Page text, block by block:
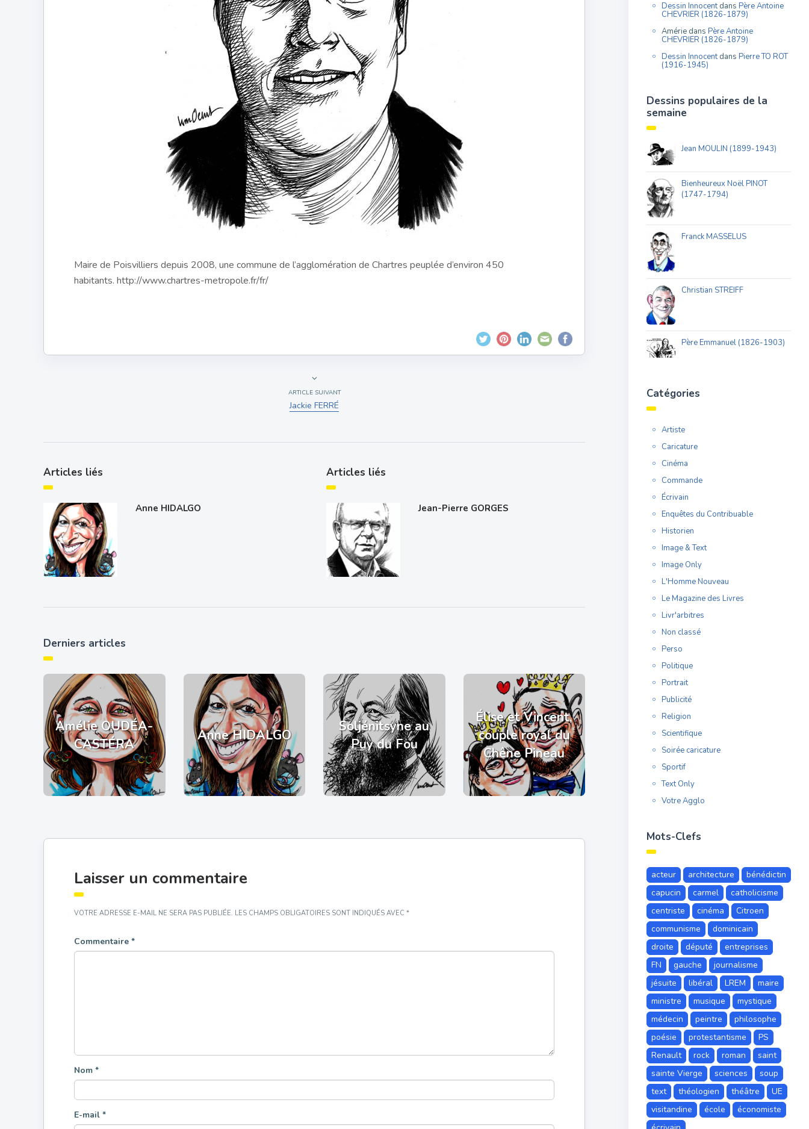
Maire de Poisvilliers depuis 2008, une commune de l’agglomération de Chartres peuplée d’environ 450
habitants. http://www.chartres-metropole.fr/fr/
ARTICLE SUIVANT
Jackie FERRÉ
Articles liés
Anne HIDALGO
Articles liés
Jean-Pierre GORGES
Derniers articles
Amélie OUDÉA-
CASTÉRA
Anne HIDALGO
Soljénitsyne au
Puy du Fou
Élise et Vincent,
couple royal du
Chêne Pineau
Laisser un commentaire
VOTRE ADRESSE E-MAIL NE SERA PAS PUBLIÉE. LES CHAMPS OBLIGATOIRES SONT INDIQUÉS AVEC *
Commentaire *
Nom *
E-mail *
Dessin Innocentdans Père Antoine
CHEVRIER (1826-1879)
Amérie dans Père Antoine
CHEVRIER (1826-1879)
Dessin Innocentdans Pierre TO ROT
(1916-1945)
Dessins populaires de la
semaine
Jean MOULIN (1899-1943)
Bienheureux Noël PINOT
(1747-1794)
Franck MASSELUS
Christian STREIFF
Père Emmanuel (1826-1903)
Catégories
Artiste
Caricature
Cinéma
Commande
Écrivain
Enquêtes du Contribuable
Historien
Image & Text
Image Only
L'Homme Nouveau
Le Magazine des Livres
Livr'arbitres
Non classé
Perso
Politique
Portrait
Publicité
Religion
Scientifique
Soirée caricature
Sportif
Text Only
Votre Agglo
Mots-Clefs
acteur architecture
bénédictin
capucin
carmel
catholicisme
centriste
cinéma
Citroen
communisme
dominicain
droite
député
entreprises
FN
gauche
journalisme
jésuite
libéral LREM
maire
ministre
musique
mystique
médecin
peintre
philosophe
poésie
protestantisme
PS
Renault
rock roman
saint
sainte Vierge
sciences
soup
text
théologien théâtre
UE
visitandine
école
économiste